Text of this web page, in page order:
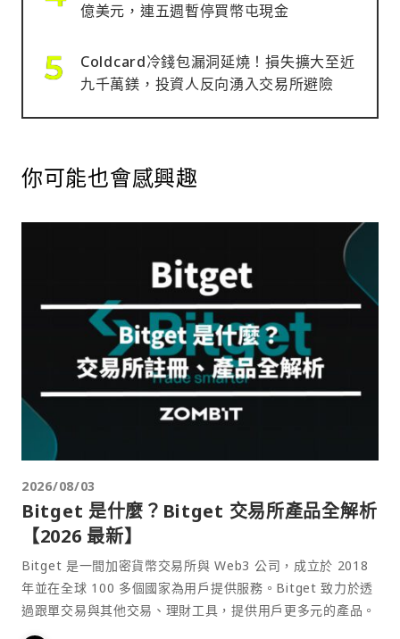
億美元，連五週暫停買幣屯現金
Coldcard冷錢包漏洞延燒！損失擴大至近
九千萬鎂，投資人反向湧入交易所避險
你可能也會感興趣
2026/08/03
Bitget 是什麼？Bitget 交易所產品全解析
【2026 最新】
Bitget 是一間加密貨幣交易所與 Web3 公司，成立於 2018
年並在全球 100 多個國家為用戶提供服務。Bitget 致力於透
過跟單交易與其他交易、理財工具，提供用戶更多元的產品。